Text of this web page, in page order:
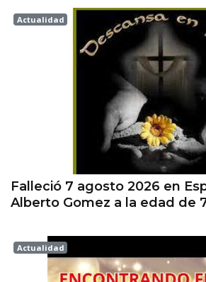
Actualidad
Falleció 7 agosto 2026 en
Alberto Gomez a la edad de
Actualidad
Esperanza